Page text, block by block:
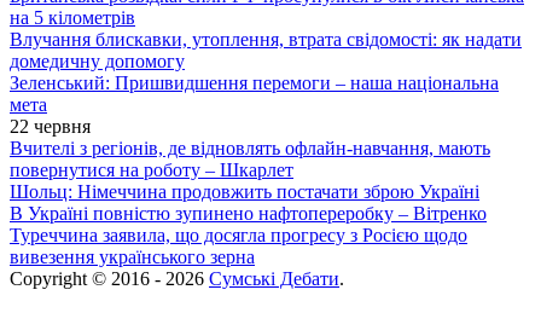
на 5 кілометрів
Влучання блискавки, утоплення, втрата свідомості: як надати
домедичну допомогу
Зеленський: Пришвидшення перемоги – наша національна
мета
22 червня
Вчителі з регіонів, де відновлять офлайн-навчання, мають
повернутися на роботу – Шкарлет
Шольц: Німеччина продовжить постачати зброю Україні
В Україні повністю зупинено нафтопереробку – Вітренко
Туреччина заявила, що досягла прогресу з Росією щодо
вивезення українського зерна
Copyright © 2016 - 2026 Сумські Дебати.